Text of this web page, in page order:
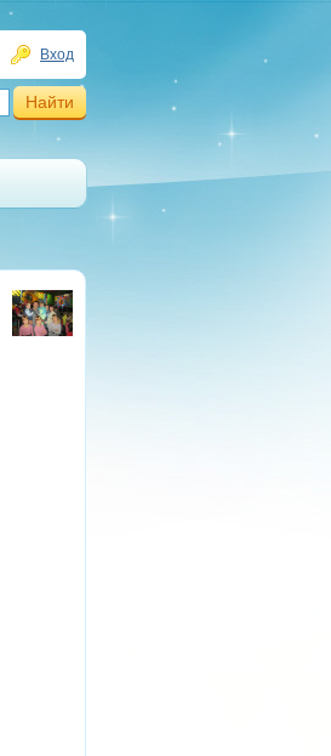
Вход